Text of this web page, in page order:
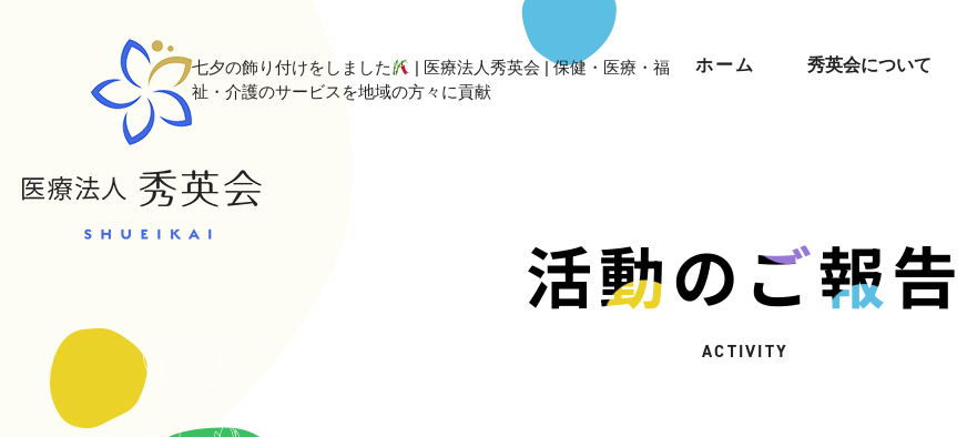
七夕の飾り付けをしました
| 医療法人秀英会 | 保健・医療・福
祉・介護のサービスを地域の方々に貢献
ホーム 秀英会について
活動のご報告
ACTIVITY